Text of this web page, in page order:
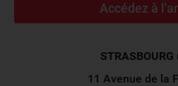
Accédez à
STRASBOURG
11 Avenue de la